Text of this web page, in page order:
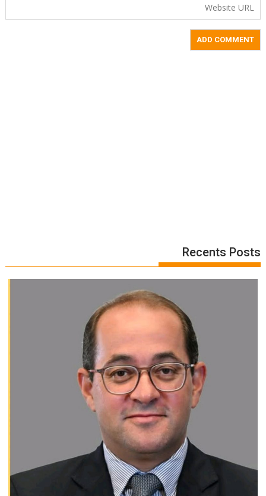
Recents Posts